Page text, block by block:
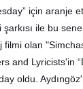
için aranje
şarkısı ile bu
filmi olan
and Lyricists'in
oldu.